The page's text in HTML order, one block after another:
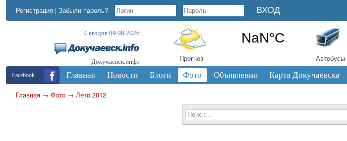
Регистрация | Забыли пароль?
Сегодня 09.08.2026
Докучаевск.инфо Прогноз Автобусы
Facebook Главная Новости Блоги Фото Объявления Карта Докучаевска
Главная → Фото → Лето 2012